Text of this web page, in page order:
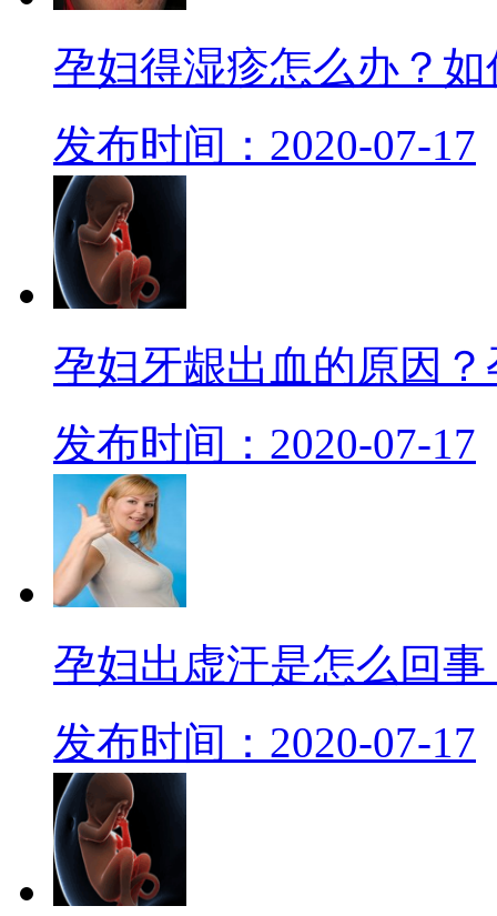
孕妇得湿疹怎么办？
发布时间：2020-07-17
孕妇牙龈出血的原因
发布时间：2020-07-17
孕妇出虚汗是怎么回
发布时间：2020-07-17